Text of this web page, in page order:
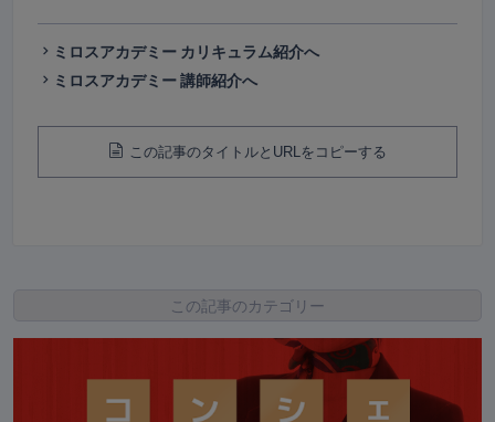
ミロスアカデミー カリキュラム紹介へ
ミロスアカデミー 講師紹介へ
この記事のタイトルとURLをコピーする
この記事のカテゴリー